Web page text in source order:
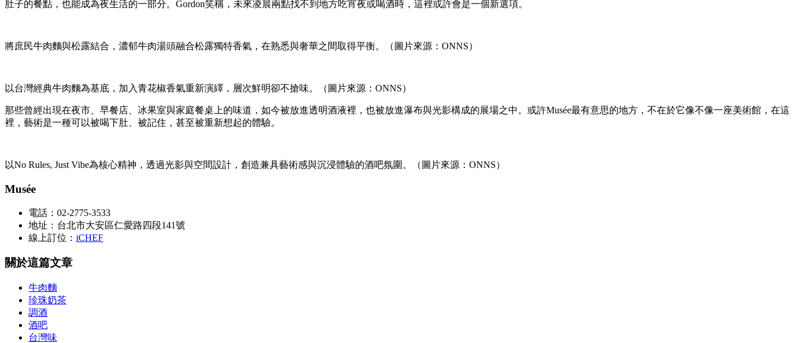
肚子的餐點，也能成為夜生活的一部分。Gordon笑稱，未來凌晨兩點找不到地方吃宵夜或喝酒時，這裡或許會是一個新選項。
將庶民牛肉麵與松露結合，濃郁牛肉湯頭融合松露獨特香氣，在熟悉與奢華之間取得平衡。（圖片來源：ONNS）
以台灣經典牛肉麵為基底，加入青花椒香氣重新演繹，層次鮮明卻不搶味。（圖片來源：ONNS）
那些曾經出現在夜市、早餐店、冰果室與家庭餐桌上的味道，如今被放進透明酒液裡，也被放進瀑布與光影構成的展場之中。或許Musée最有意思的地方，不在於它像不像一座美術館，在這
裡，藝術是一種可以被喝下肚、被記住，甚至被重新想起的體驗。
以No Rules, Just Vibe為核心精神，透過光影與空間設計，創造兼具藝術感與沉浸體驗的酒吧氛圍。（圖片來源：ONNS）
Musée
電話：02-2775-3533
地址：台北市大安區仁愛路四段141號
線上訂位： iCHEF
關於這篇文章
牛肉麵
珍珠奶茶
調酒
酒吧
台灣味